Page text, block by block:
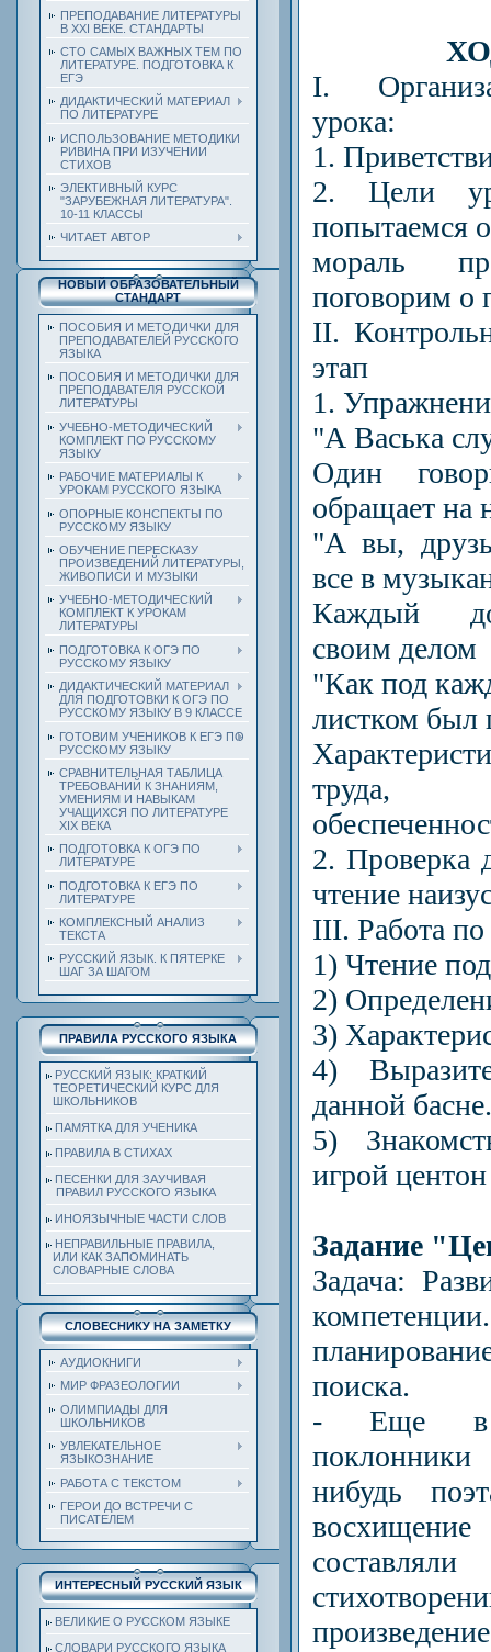
ПРЕПОДАВАНИЕ ЛИТЕРАТУРЫ
В XXI ВЕКЕ. СТАНДАРТЫ
СТО САМЫХ ВАЖНЫХ ТЕМ ПО
ЛИТЕРАТУРЕ. ПОДГОТОВКА К
ЕГЭ
ДИДАКТИЧЕСКИЙ МАТЕРИАЛ
ПО ЛИТЕРАТУРЕ
ИСПОЛЬЗОВАНИЕ МЕТОДИКИ
РИВИНА ПРИ ИЗУЧЕНИИ
СТИХОВ
ЭЛЕКТИВНЫЙ КУРС
"ЗАРУБЕЖНАЯ ЛИТЕРАТУРА".
10-11 КЛАССЫ
ЧИТАЕТ АВТОР
НОВЫЙ ОБРАЗОВАТЕЛЬНЫЙ
СТАНДАРТ
ПОСОБИЯ И МЕТОДИЧКИ ДЛЯ
ПРЕПОДАВАТЕЛЕЙ РУССКОГО
ЯЗЫКА
ПОСОБИЯ И МЕТОДИЧКИ ДЛЯ
ПРЕПОДАВАТЕЛЯ РУССКОЙ
ЛИТЕРАТУРЫ
УЧЕБНО-МЕТОДИЧЕСКИЙ
КОМПЛЕКТ ПО РУССКОМУ
ЯЗЫКУ
РАБОЧИЕ МАТЕРИАЛЫ К
УРОКАМ РУССКОГО ЯЗЫКА
ОПОРНЫЕ КОНСПЕКТЫ ПО
РУССКОМУ ЯЗЫКУ
ОБУЧЕНИЕ ПЕРЕСКАЗУ
ПРОИЗВЕДЕНИЙ ЛИТЕРАТУРЫ,
ЖИВОПИСИ И МУЗЫКИ
УЧЕБНО-МЕТОДИЧЕСКИЙ
КОМПЛЕКТ К УРОКАМ
ЛИТЕРАТУРЫ
ПОДГОТОВКА К ОГЭ ПО
РУССКОМУ ЯЗЫКУ
ДИДАКТИЧЕСКИЙ МАТЕРИАЛ
ДЛЯ ПОДГОТОВКИ К ОГЭ ПО
РУССКОМУ ЯЗЫКУ В 9 КЛАССЕ
ГОТОВИМ УЧЕНИКОВ К ЕГЭ ПО
РУССКОМУ ЯЗЫКУ
СРАВНИТЕЛЬНАЯ ТАБЛИЦА
ТРЕБОВАНИЙ К ЗНАНИЯМ,
УМЕНИЯМ И НАВЫКАМ
УЧАЩИХСЯ ПО ЛИТЕРАТУРЕ
ХIХ ВЕКА
ПОДГОТОВКА К ОГЭ ПО
ЛИТЕРАТУРЕ
ПОДГОТОВКА К ЕГЭ ПО
ЛИТЕРАТУРЕ
КОМПЛЕКСНЫЙ АНАЛИЗ
ТЕКСТА
РУССКИЙ ЯЗЫК. К ПЯТЕРКЕ
ШАГ ЗА ШАГОМ
ПРАВИЛА РУССКОГО ЯЗЫКА
РУССКИЙ ЯЗЫК: КРАТКИЙ
ТЕОРЕТИЧЕСКИЙ КУРС ДЛЯ
ШКОЛЬНИКОВ
ПАМЯТКА ДЛЯ УЧЕНИКА
ПРАВИЛА В СТИХАХ
ПЕСЕНКИ ДЛЯ ЗАУЧИВАЯ
ПРАВИЛ РУССКОГО ЯЗЫКА
ИНОЯЗЫЧНЫЕ ЧАСТИ СЛОВ
НЕПРАВИЛЬНЫЕ ПРАВИЛА,
ИЛИ КАК ЗАПОМИНАТЬ
СЛОВАРНЫЕ СЛОВА
СЛОВЕСНИКУ НА ЗАМЕТКУ
АУДИОКНИГИ
МИР ФРАЗЕОЛОГИИ
ОЛИМПИАДЫ ДЛЯ
ШКОЛЬНИКОВ
УВЛЕКАТЕЛЬНОЕ
ЯЗЫКОЗНАНИЕ
РАБОТА С ТЕКСТОМ
ГЕРОИ ДО ВСТРЕЧИ С
ПИСАТЕЛЕМ
ИНТЕРЕСНЫЙ РУССКИЙ ЯЗЫК
ВЕЛИКИЕ О РУССКОМ ЯЗЫКЕ
СЛОВАРИ РУССКОГО ЯЗЫКА
I.
урока:
1.
2. Цели
попытаемся
мораль
поговорим о
II.
этап
1.
"А Васька
Один
обращает на
"А вы,
все в
Каждый
своим делом
"Как под
листком был
труда,
2. Проверка
чтение
III. Работа по
1) Чтение
2)
3)
4)
данной басне.
5)
игрой центон
Задание
Задача:
поиска.
- Еще в
нибудь